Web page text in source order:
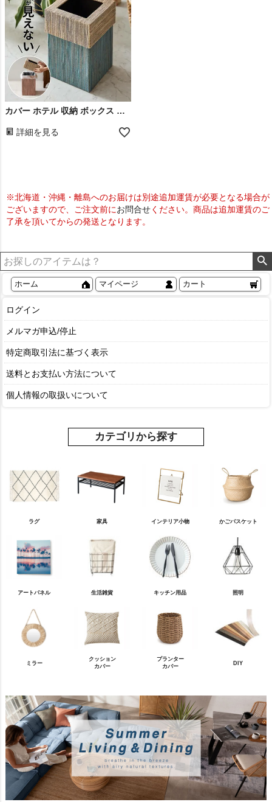
カバー ホテル 収納 ボックス ストッカー カフェ 分別 トイレ ダイニング カラフル ハンドメイド 天然素材 店舗用 引っ越し 新築 祝い プレゼント ギフト
詳細を見る
※北海道・沖縄・離島へのお届けは別途追加運賃が必要となる場合が
ございますので、ご注文前にお問合せください。商品は追加運賃のご
了承を頂いてからの発送となります。
ホーム マイページ カート
ログイン
メルマガ申込/停止
特定商取引法に基づく表示
送料とお支払い方法について
個人情報の取扱いについて
カテゴリから探す
ラグ 家具 インテリア小物 かごバスケット
アートパネル 生活雑貨 キッチン用品 照明
ミラー
クッション
カバー
プランター
カバー
DIY